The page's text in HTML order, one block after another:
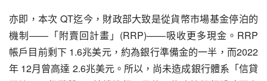
亦即，本次 QT迄今，財政部大致是從貨幣市場基金停泊的
機制——「附賣回計畫」(RRP)——吸收更多現金。RRP
帳戶目前剩下 1.6兆美元，約為銀行準備金的一半，而2022
年 12月曾高達 2.6兆美元。所以，尚未造成銀行體系「信貸